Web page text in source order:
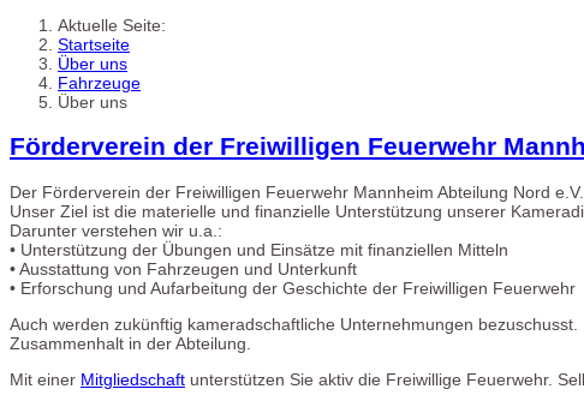
Aktuelle Seite:
Startseite
Über uns
Fahrzeuge
Über uns
Förderverein der Freiwilligen Feuerwehr
Der Förderverein der Freiwilligen Feuerwehr Mannheim Abteilung Nord
Unser Ziel ist die materielle und finanzielle Unterstützung unserer
Darunter verstehen wir u.a.:
• Unterstützung der Übungen und Einsätze mit finanziellen Mitteln
• Ausstattung von Fahrzeugen und Unterkunft
• Erforschung und Aufarbeitung der Geschichte der Freiwilligen Feuerwehr
Auch werden zukünftig kameradschaftliche Unternehmungen
Zusammenhalt in der Abteilung.
Mit einer Mitgliedschaft unterstützen Sie aktiv die Freiwillige Feuerwehr.